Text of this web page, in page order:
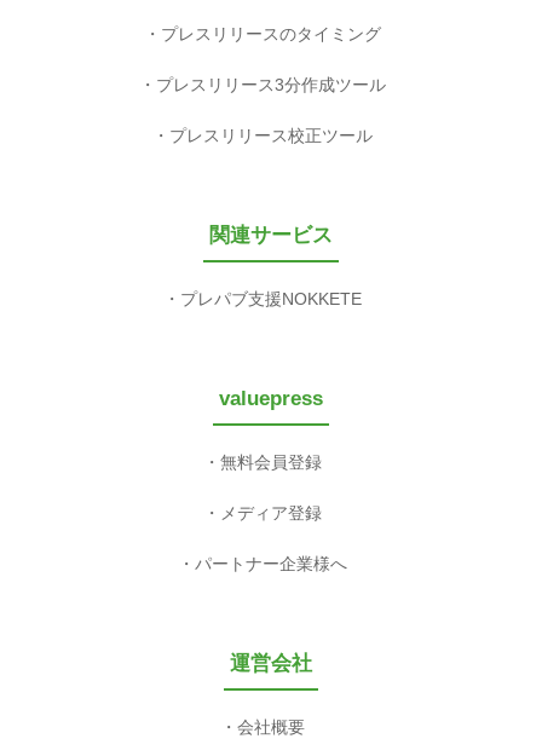
プレスリリースのタイミング
プレスリリース3分作成ツール
プレスリリース校正ツール
関連サービス
プレパブ支援NOKKETE
valuepress
無料会員登録
メディア登録
パートナー企業様へ
運営会社
会社概要